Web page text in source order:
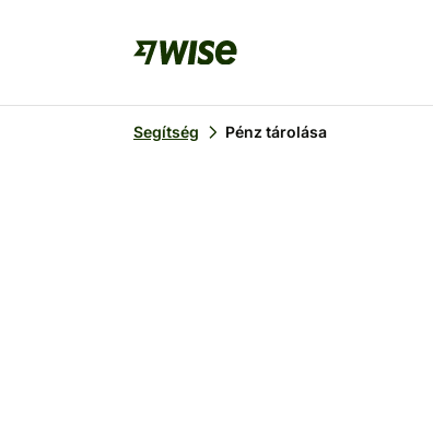
Segítség Pénz tárolása